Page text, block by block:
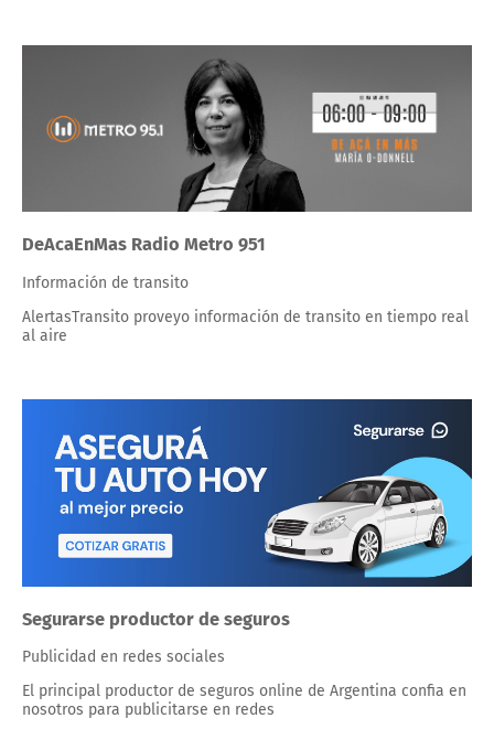
DeAcaEnMas Radio Metro 951
Información de transito
AlertasTransito proveyo información de transito en tiempo real
al aire
Segurarse productor de seguros
Publicidad en redes sociales
El principal productor de seguros online de Argentina confia en
nosotros para publicitarse en redes